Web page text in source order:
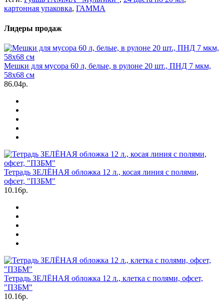
картонная упаковка, ГАММА
Лидеры продаж
Мешки для мусора 60 л, белые, в рулоне 20 шт., ПНД 7 мкм,
58х68 см
86.04р.
Тетрадь ЗЕЛЁНАЯ обложка 12 л., косая линия с полями,
офсет, "ПЗБМ"
10.16р.
Тетрадь ЗЕЛЁНАЯ обложка 12 л., клетка с полями, офсет,
"ПЗБМ"
10.16р.